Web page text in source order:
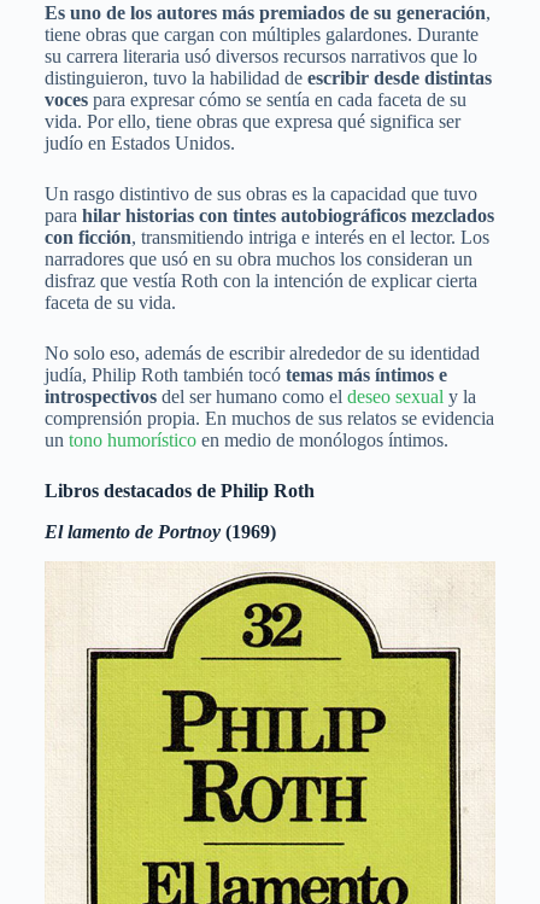
Es uno de los autores más premiados de su generación,
tiene obras que cargan con múltiples galardones. Durante
su carrera literaria usó diversos recursos narrativos que lo
distinguieron, tuvo la habilidad de escribir desde distintas
vocespara expresar cómo se sentía en cada faceta de su
vida. Por ello, tiene obras que expresa qué significa ser
judío en Estados Unidos.
Un rasgo distintivo de sus obras es la capacidad que tuvo
para hilar historias con tintes autobiográficos mezclados
con ficción, transmitiendo intriga e interés en el lector. Los
narradores que usó en su obra muchos los consideran un
disfraz que vestía Roth con la intención de explicar cierta
faceta de su vida.
No solo eso, además de escribir alrededor de su identidad
judía, Philip Roth también tocó temas más íntimos e
introspectivosdel ser humano como el deseo sexual y la
comprensión propia. En muchos de sus relatos se evidencia
un tono humorísticoen medio de monólogos íntimos.
Libros destacados de Philip Roth
El lamento de Portnoy(1969)